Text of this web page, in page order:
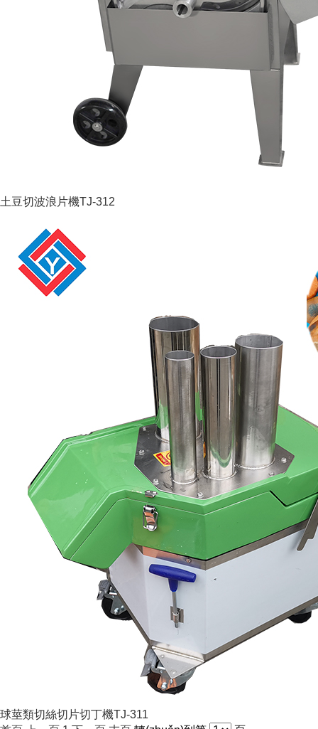
土豆切波浪片機TJ-312
球莖類切絲切片切丁機TJ-311